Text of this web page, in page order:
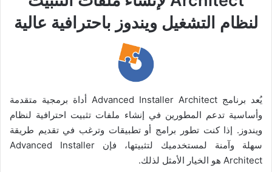
لنظام التشغيل ويندوز باحترافية عالية
يُعد برنامج Advanced Installer Architect أداة برمجية متقدمة
وأساسية تدعم المطورين في إنشاء ملفات تثبيت احترافية لنظام
ويندوز. إذا كنت تطور برامج أو تطبيقات وترغب في تقديم طريقة
سهلة وآمنة لمستخدميك لتثبيتها، فإن Advanced Installer
Architect هو الخيار الأمثل لذلك.